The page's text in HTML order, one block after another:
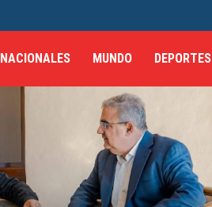
NACIONALES MUNDO DEPORTES